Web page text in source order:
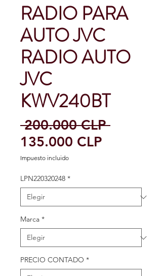
RADIO PARA
AUTO JVC
RADIO AUTO
JVC
KWV240BT
200.000 CLP Precio
135.000 CLP
Impuesto incluido
LPN220320248 *
Marca *
PRECIO CONTADO *